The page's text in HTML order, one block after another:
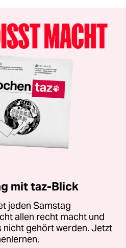
mit taz-Blick
jeden Samstag
allen recht macht und
nicht gehört werden. Jetzt